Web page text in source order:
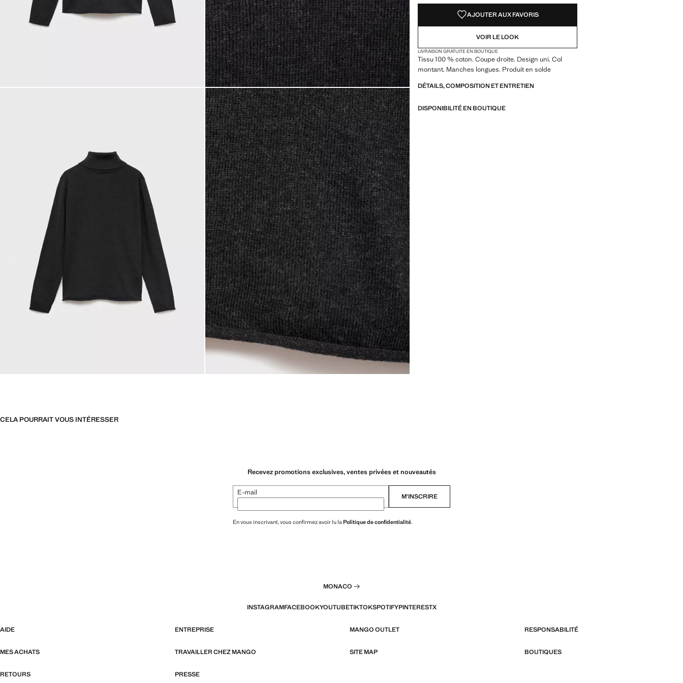
AJOUTER AUX FAVORIS
VOIR LE LOOK
LIVRAISON GRATUITE EN BOUTIQUE
Tissu 100 % coton. Coupe droite. Design uni. Col
montant. Manches longues. Produit en solde
DÉTAILS, COMPOSITION ET ENTRETIEN
DISPONIBILITÉ EN BOUTIQUE
CELA POURRAIT VOUS INTÉRESSER
Recevez promotions exclusives, ventes privées et nouveautés
E-mail M’INSCRIRE
En vous inscrivant, vous confirmez avoir lu laPolitique de confidentialité.
MONACO
INSTAGRAMFACEBOOKYOUTUBETIKTOKSPOTIFYPINTERESTX
AIDE ENTREPRISE MANGO OUTLET RESPONSABILITÉ
MES ACHATS TRAVAILLER CHEZ MANGO SITE MAP BOUTIQUES
RETOURS PRESSE